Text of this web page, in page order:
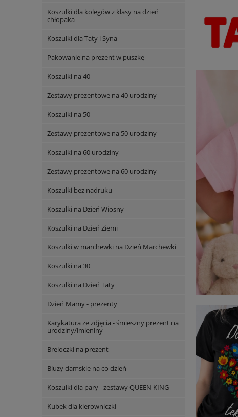
Koszulki dla kolegów z klasy na dzień
chłopaka
Koszulki dla Taty i Syna
Pakowanie na prezent w puszkę
Koszulki na 40
Zestawy prezentowe na 40 urodziny
Koszulki na 50
Zestawy prezentowe na 50 urodziny
Koszulki na 60 urodziny
Zestawy prezentowe na 60 urodziny
Koszulki bez nadruku
Koszulki na Dzień Wiosny
Koszulki na Dzień Ziemi
Koszulki w marchewki na Dzień Marchewki
Koszulki na 30
Koszulki na Dzień Taty
Dzień Mamy - prezenty
Karykatura ze zdjęcia - śmieszny prezent na
urodziny/imieniny
Breloczki na prezent
Bluzy damskie na co dzień
Koszulki dla pary - zestawy QUEEN KING
Kubek dla kierowniczki